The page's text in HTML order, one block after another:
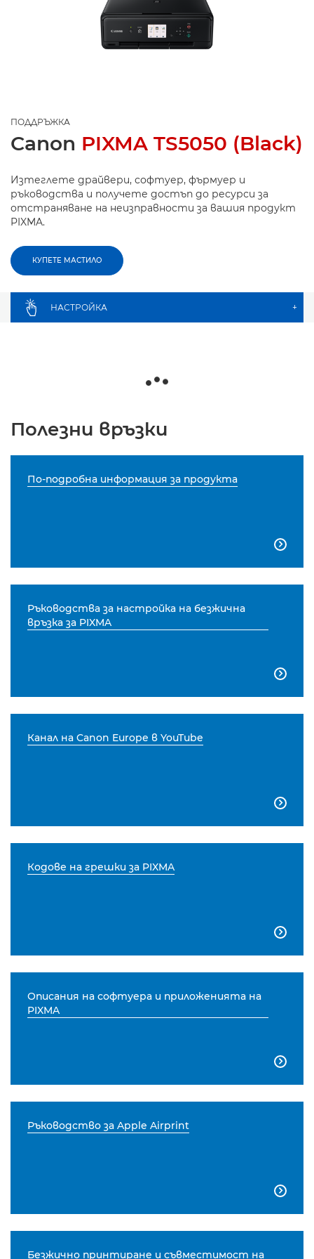
ПОДДРЪЖКА
Canon PIXMA TS5050 (Black)
Изтеглете драйвери, софтуер, фърмуер и
ръководства и получете достъп до ресурси за
отстраняване на неизправности за вашия продукт
PIXMA.
КУПЕТЕ МАСТИЛО
НАСТРОЙКА +
Полезни връзки
По-подробна информация за продукта

Ръководства за настройка на безжична
връзка за PIXMA

Канал на Canon Europe в YouTube

Кодове на грешки за PIXMA

Описания на софтуера и приложенията на
PIXMA

Ръководство за Apple Airprint

Безжично принтиране и съвместимост на